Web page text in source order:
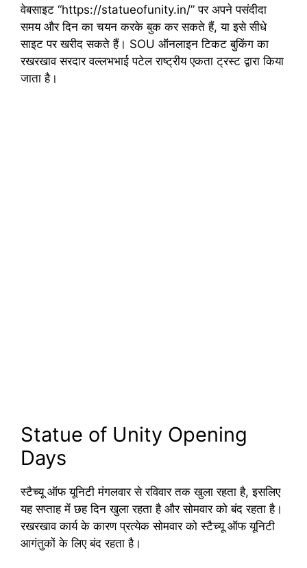
वेबसाइट “https://statueofunity.in/” पर अपने पसंदीदा
समय और दिन का चयन करके बुक कर सकते हैं, या इसे सीधे
साइट पर खरीद सकते हैं। SOU ऑनलाइन टिकट बुकिंग का
रखरखाव सरदार वल्लभभाई पटेल राष्ट्रीय एकता ट्रस्ट द्वारा किया
जाता है।
Statue of Unity Opening
Days
स्टैच्यू ऑफ यूनिटी मंगलवार से रविवार तक खुला रहता है, इसलिए
यह सप्ताह में छह दिन खुला रहता है और सोमवार को बंद रहता है।
रखरखाव कार्य के कारण प्रत्येक सोमवार को स्टैच्यू ऑफ यूनिटी
आगंतुकों के लिए बंद रहता है।